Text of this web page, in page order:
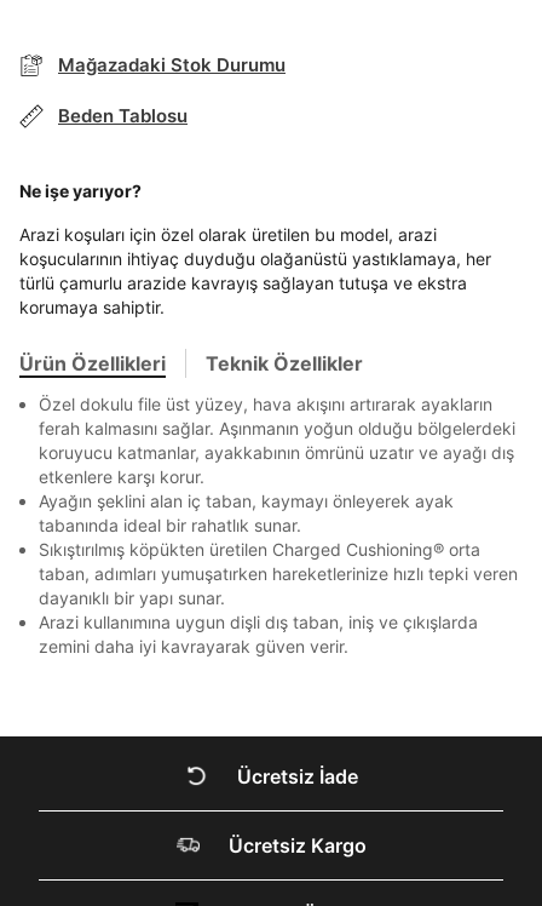
DOĞRU UNDER
ARMOUR SİTESİNDE
TAKSİT SEÇENEKLERİ
Banka Kart Taksit
İşbankası Maximum 6
Ziraat Bankası Ziraat Bankası
QNB QNB 4
AnadoluBank World 3
Kapat
Mağazadaki Stok Durumu
Beden Tablosu
Ne işe yarıyor?
Arazi koşuları için özel olarak üretilen bu model, arazi
koşucularının ihtiyaç duyduğu olağanüstü yastıklamaya, her
türlü çamurlu arazide kavrayış sağlayan tutuşa ve ekstra
korumaya sahiptir.
Ürün Özellikleri Teknik Özellikler
Özel dokulu file üst yüzey, hava akışını artırarak ayakların
ferah kalmasını sağlar. Aşınmanın yoğun olduğu bölgelerdeki
koruyucu katmanlar, ayakkabının ömrünü uzatır ve ayağı dış
etkenlere karşı korur.
Ayağın şeklini alan iç taban, kaymayı önleyerek ayak
tabanında ideal bir rahatlık sunar.
Sıkıştırılmış köpükten üretilen Charged Cushioning® orta
taban, adımları yumuşatırken hareketlerinize hızlı tepki veren
dayanıklı bir yapı sunar.
Arazi kullanımına uygun dişli dış taban, iniş ve çıkışlarda
zemini daha iyi kavrayarak güven verir.
Mağazada Bul
Beden Seçin
Mağazada Bul
BEDEN TABLOSU
Stok Bildirimi
Ürün stoklara geldiğindemail adresinize
bildirim göndereceğiz.
Kapat
Ücretsiz İade
Ücretsiz Kargo
Term Of Use
Kapat
ipsum
Kapat
Siparişinizin durumu hakkında bilgi alabilmek için
aşağıdaki bilgileri giriniz.
E-posta Adresi *
Telefon Numarası*
Şifre*
göster
En az 8 karakter
Bir küçük harf karakter
Bir rakam
Bir büyük harf
En az 1 özel karakter
Aşağıdakileri okudum ve kabul ediyorum:
Kişisel verilerinizAydınlatma Metni,Hüküm ve Koşullar
uyarınca işlenecektir. Kişisel verilerimin Doğuş
Perakende Satış Giyim ve Aksesuar Ticaret A.Ş.
tarafından ticari elektronik ileti gönderilmesi amacıyla
işlenmesini kabul ediyorum.
Sms
E-mail
markalara ait ürünlerin bana özel pazarlanması ve
Doğuş Grubu şirketlerinde bulunan pazarlama
verilerimin kişiselleştirilmiş reklamcılık faaliyeti
amacıyla işlenmesini kabul ediyorum.
internet sitesi altyapı hizmetlerinin sunucularının yurt
sn
ile gelen kodu girerek telefon numaranızı doğrulayın.
GÖNDER
sn
ile gelen kodu girerek telefon numaranızı doğrulayın.
GÖNDER